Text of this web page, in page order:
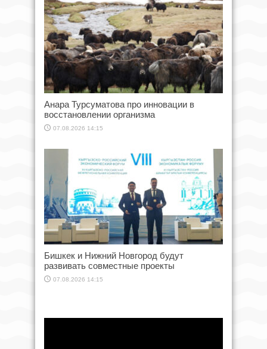
Анара Турсуматова про инновации в
восстановлении организма
07.08.2026 14:15
Бишкек и Нижний Новгород будут
развивать совместные проекты
07.08.2026 14:15